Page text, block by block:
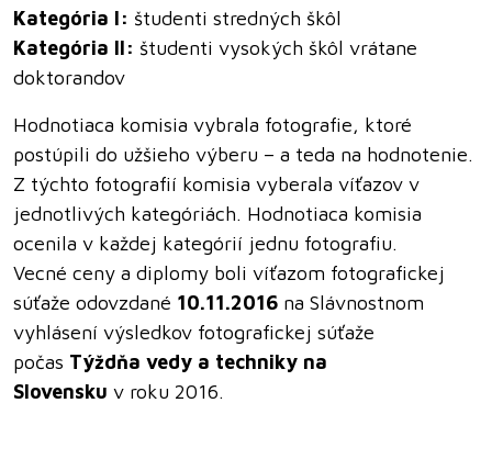
Kategória I: študenti stredných škôl
Kategória II: študenti vysokých škôl vrátane
doktorandov
Hodnotiaca komisia vybrala fotografie, ktoré
postúpili do užšieho výberu – a teda na hodnotenie.
Z týchto fotografií komisia vyberala víťazov v
jednotlivých kategóriách. Hodnotiaca komisia
ocenila v každej kategórií jednu fotografiu.
Vecné ceny a diplomy boli víťazom fotografickej
súťaže odovzdané 10.11.2016 na Slávnostnom
vyhlásení výsledkov fotografickej súťaže
počas Týždňa vedy a techniky na
Slovensku v roku 2016.